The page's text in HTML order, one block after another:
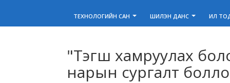
ТЕХНОЛОГИЙН САН ШИЛЭН ДАНС ИЛ
"Тэгш хамруулах
нарын сургалт